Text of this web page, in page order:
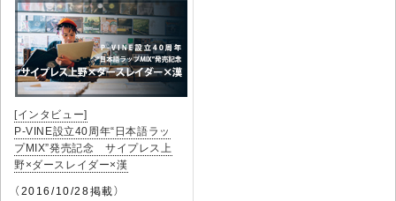
[インタビュー]
P-VINE設立40周年“日本語ラッ
プMIX”発売記念 サイプレス上
野×ダースレイダー×漢
（2016/10/28掲載）